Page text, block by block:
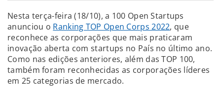
Nesta terça-feira (18/10), a 100 Open Startups
anunciou o Ranking TOP Open Corps 2022, que
reconhece as corporações que mais praticaram
inovação aberta com startups no País no último ano.
Como nas edições anteriores, além das TOP 100,
também foram reconhecidas as corporações líderes
em 25 categorias de mercado.